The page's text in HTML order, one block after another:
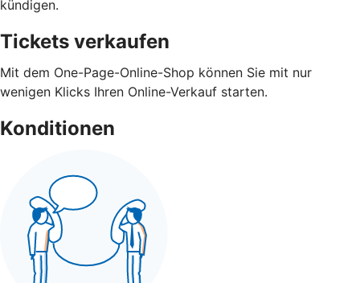
kündigen.
Tickets verkaufen
Mit dem One-Page-Online-Shop können Sie mit nur
wenigen Klicks Ihren Online-Verkauf starten.
Konditionen